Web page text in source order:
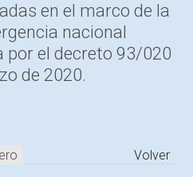
en el marco de la
nacional
por el decreto 93/020
de 2020.
Volver